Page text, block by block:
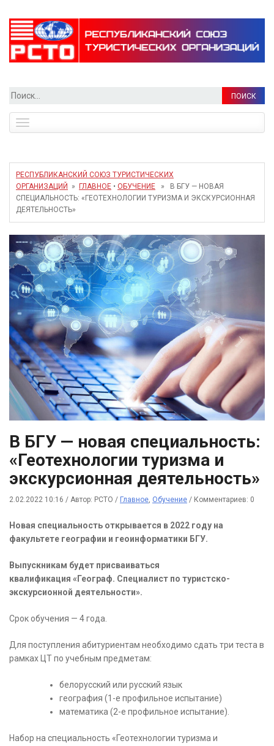
Найти:
navigation
РЕСПУБЛИКАНСКИЙ СОЮЗ ТУРИСТИЧЕСКИХ
ОРГАНИЗАЦИЙ
» ГЛАВНОЕ • ОБУЧЕНИЕ » В БГУ — НОВАЯ
СПЕЦИАЛЬНОСТЬ: «ГЕОТЕХНОЛОГИИ ТУРИЗМА И ЭКСКУРСИОННАЯ
ДЕЯТЕЛЬНОСТЬ»
В БГУ — новая специальность:
«Геотехнологии туризма и
экскурсионная деятельность»
2.02.2022 10:16 / Автор: РСТО / Главное, Обучение / Комментариев: 0
Новая специальность открывается в 2022 году на
факультете географии и геоинформатики БГУ.
Выпускникам будет присваиваться
квалификация «Географ. Специалист по туристско-
экскурсионной деятельности».
Срок обучения — 4 года.
Для поступления абитуриентам необходимо сдать три теста в
рамках ЦТ по учебным предметам:
белорусский или русский язык
география (1-е профильное испытание)
математика (2-е профильное испытание).
Набор на специальность «Геотехнологии туризма и